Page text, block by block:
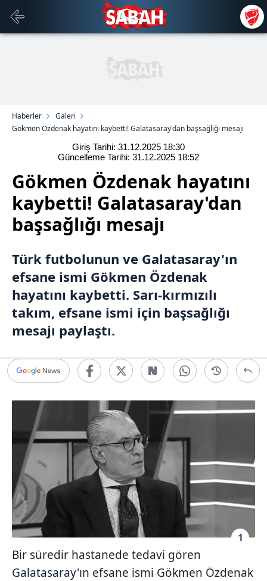
Haberler
Galeri
Gökmen Özdenak hayatını kaybetti! Galatasaray'dan başsağlığı mesajı
Giriş Tarihi: 31.12.2025 18:30
Güncelleme Tarihi: 31.12.2025 18:52
Gökmen Özdenak hayatını
kaybetti! Galatasaray'dan
başsağlığı mesajı
Türk futbolunun ve Galatasaray'ın
efsane ismi Gökmen Özdenak
hayatını kaybetti. Sarı-kırmızılı
takım, efsane ismi için başsağlığı
mesajı paylaştı.
1
Bir süredir hastanede tedavi gören
Galatasaray'ın efsane ismi Gökmen Özdenak